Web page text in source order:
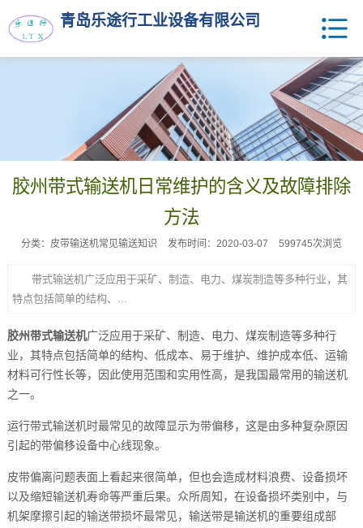
青岛乐途行工业设备有限公司
胶州带式输送机日常维护的含义及故障排除
方法
分类：皮带输送机常见输送知识 发布时间：2020-03-07 599745次浏览
带式输送机广泛应用于采矿、制造、电力、煤炭制造等多种行业，其
特点包括简单的结构、...
胶州带式输送机广泛应用于采矿、制造、电力、煤炭制造等多种行
业，其特点包括简单的结构、低成本、易于维护、维护成本低、运输
材料可行性长等，因此使用范围和实用性高，是我国最常用的输送机
之一。
运行带式输送机时最常见的故障显示为带偏移，这是由多种复杂原因
引起的带偏移设备中心线现象。
皮带偏离问题表面上看起来很简单，但也会造成材料浪费、设备损坏
以及缩短输送机寿命等严重后果。众所周知，在设备损坏类别中，与
机架摩擦引起的输送带损坏最常见，输送带是输送机的重要组成部